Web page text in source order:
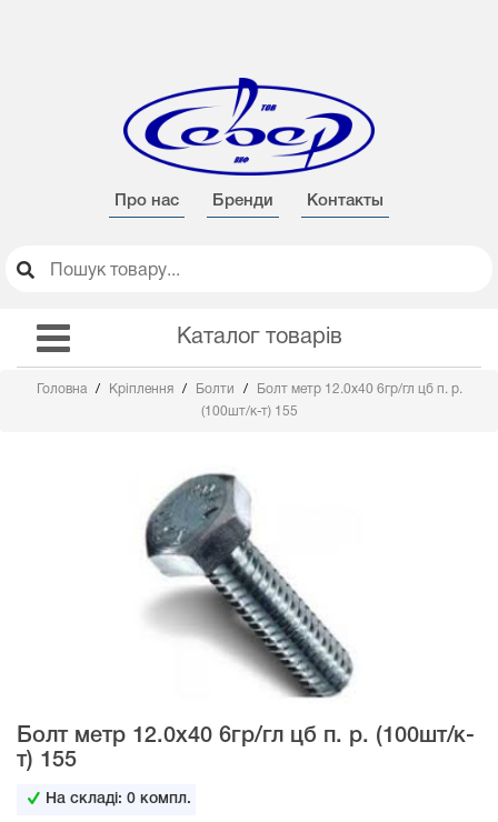
Про нас Бренди Контакты
Каталог товарів
Головна Кріплення Болти
Болт метр 12.0х40 6гр/гл цб п. р.
(100шт/к-т) 155
Болт метр 12.0х40 6гр/гл цб п. р. (100шт/к-
т) 155
На складі:0 компл.